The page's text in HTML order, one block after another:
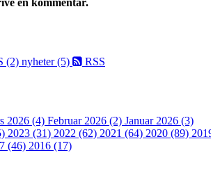
en kommentar.
(2) nyheter (5) RSS
2026 (4) Februar 2026 (2) Januar 2026 (3)
2023 (31) 2022 (62) 2021 (64) 2020 (89)
(46) 2016 (17)